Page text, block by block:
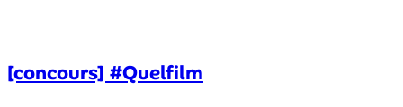
[concours] #Quelfilm